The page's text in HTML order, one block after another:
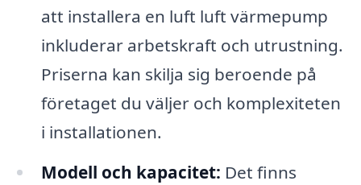
att installera en luft luft värmepump
inkluderar arbetskraft och utrustning.
Priserna kan skilja sig beroende på
företaget du väljer och komplexiteten
i installationen.
Modell och kapacitet: Det finns